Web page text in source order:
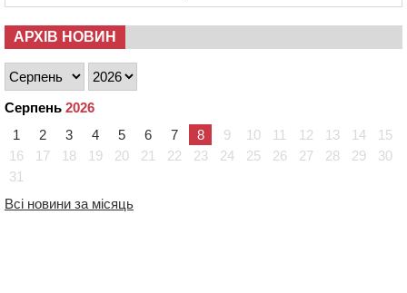
АРХІВ НОВИН
Серпень 2026
1
2 3 4 5 6 7 8 9 10 11 12 13 14
15
16
17 18 19 20 21 22 23 24 25 26 27 28 29
30
31
Всі новини за місяць